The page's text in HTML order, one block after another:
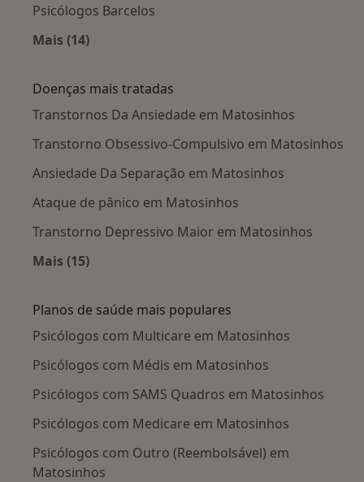
Psicólogos Barcelos
Mais (14)
Doenças mais tratadas
Transtornos Da Ansiedade em Matosinhos
Transtorno Obsessivo-Compulsivo em Matosinhos
Ansiedade Da Separação em Matosinhos
Ataque de pânico em Matosinhos
Transtorno Depressivo Maior em Matosinhos
Mais (15)
Planos de saúde mais populares
Psicólogos com Multicare em Matosinhos
Psicólogos com Médis em Matosinhos
Psicólogos com SAMS Quadros em Matosinhos
Psicólogos com Medicare em Matosinhos
Psicólogos com Outro (Reembolsável) em
Matosinhos